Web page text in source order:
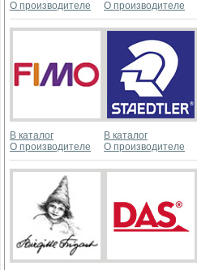
О производителе
О производителе
В каталог
О производителе
В каталог
О производителе